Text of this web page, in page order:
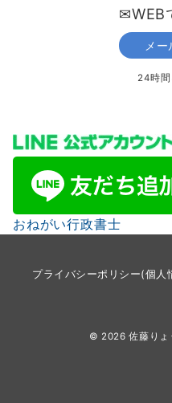
✉WEB
メ
24時
おねがい行政書士
プライバシーポリシー(個
© 2026佐藤りょ